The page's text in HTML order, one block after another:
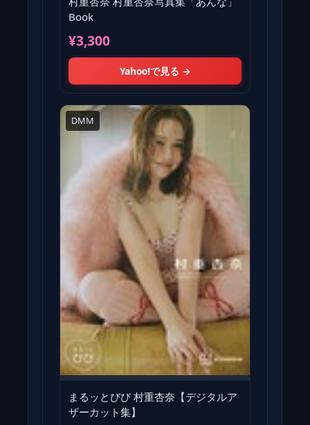
Book
¥3,300
Yahoo!で見る →
DMM
まるッとびび 村重杏奈【デジタルア
ザーカット集】